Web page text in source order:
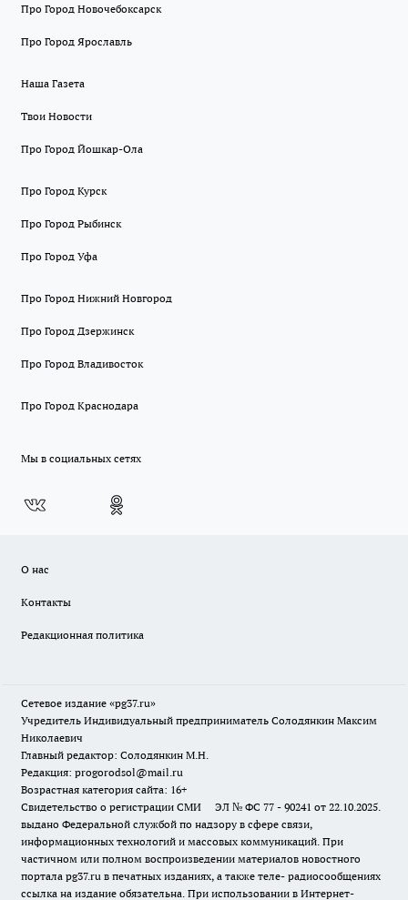
Про Город Новочебоксарск
Про Город Ярославль
Наша Газета
Твои Новости
Про Город Йошкар-Ола
Про Город Курск
Про Город Рыбинск
Про Город Уфа
Про Город Нижний Новгород
Про Город Дзержинск
Про Город Владивосток
Про Город Краснодара
Мы в социальных сетях
О нас
Контакты
Редакционная политика
Сетевое издание «pg37.ru»
Учредитель Индивидуальный предприниматель Солодянкин Максим
Николаевич
Главный редактор: Солодянкин М.Н.
Редакция: progorodsol@mail.ru
Возрастная категория сайта: 16+
Свидетельство о регистрации СМИ ЭЛ № ФС 77 - 90241 от 22.10.2025.
выдано Федеральной службой по надзору в сфере связи,
информационных технологий и массовых коммуникаций. При
частичном или полном воспроизведении материалов новостного
портала pg37.ru в печатных изданиях, а также теле- радиосообщениях
ссылка на издание обязательна. При использовании в Интернет-